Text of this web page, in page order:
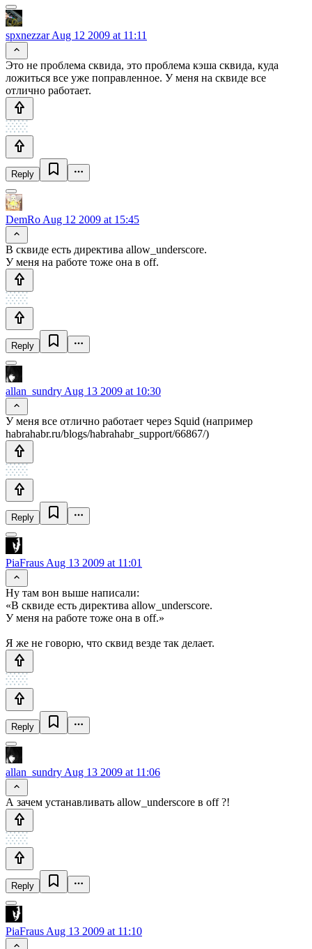
spxnezzarAug 12 2009 at 11:11
Это не проблема сквида, это проблема кэша сквида, куда
ложиться все уже поправленное. У меня на сквиде все
отлично работает.
Reply
DemRo Aug 12 2009 at 15:45
В сквиде есть директива allow_underscore.
У меня на работе тоже она в off.
Reply
allan_sundry Aug 13 2009 at 10:30
У меня все отлично работает через Squid (например
habrahabr.ru/blogs/habrahabr_support/66867/)
Reply
PiaFraus Aug 13 2009 at 11:01
Ну там вон выше написали:
«В сквиде есть директива allow_underscore.
У меня на работе тоже она в off.»
Я же не говорю, что сквид везде так делает.
Reply
allan_sundry Aug 13 2009 at 11:06
А зачем устанавливать allow_underscore в off ?!
Reply
PiaFraus Aug 13 2009 at 11:10